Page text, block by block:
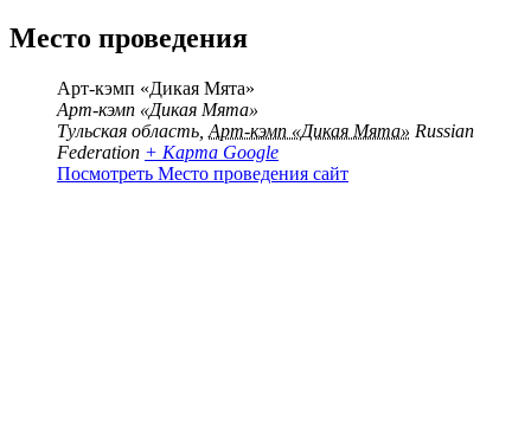
Место проведения
Арт-кэмп «Дикая Мята»
Арт-кэмп «Дикая Мята»
Тульская область Арт-кэмп «Дикая Мята» Russian
Federation + Карта Google
Посмотреть Место проведения сайт